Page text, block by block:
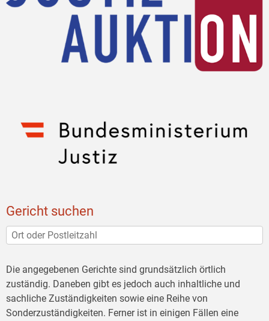
Gericht suchen
Die angegebenen Gerichte sind grundsätzlich örtlich
zuständig. Daneben gibt es jedoch auch inhaltliche und
sachliche Zuständigkeiten sowie eine Reihe von
Sonderzuständigkeiten. Ferner ist in einigen Fällen eine